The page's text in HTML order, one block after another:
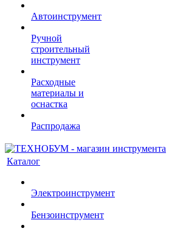
Автоинструмент
Ручной
строительный
инструмент
Расходные
материалы и
оснастка
Распродажа
Каталог
Электроинструмент
Бензоинструмент